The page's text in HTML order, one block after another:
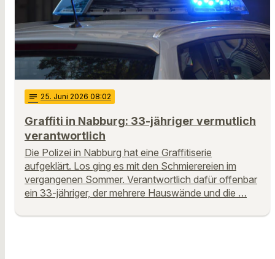
notes 25. Juni 2026 08:02
Graffiti in Nabburg: 33-jähriger vermutlich
verantwortlich
Die Polizei in Nabburg hat eine Graffitiserie
aufgeklärt. Los ging es mit den Schmierereien im
vergangenen Sommer. Verantwortlich dafür offenbar
ein 33-jähriger, der mehrere Hauswände und die …